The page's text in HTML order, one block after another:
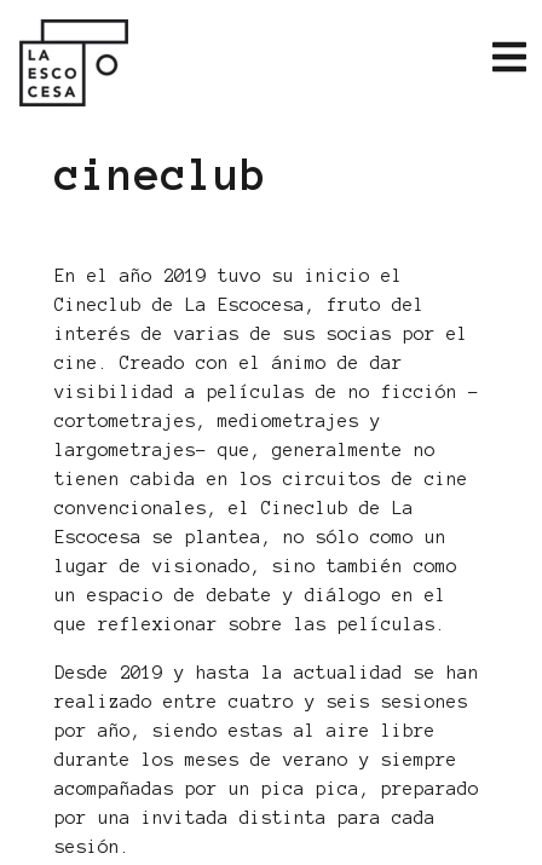
cineclub
En el año 2019 tuvo su inicio el
Cineclub de La Escocesa, fruto del
interés de varias de sus socias por el
cine. Creado con el ánimo de dar
visibilidad a películas de no ficción –
cortometrajes, mediometrajes y
largometrajes– que, generalmente no
tienen cabida en los circuitos de cine
convencionales, el Cineclub de La
Escocesa se plantea, no sólo como un
lugar de visionado, sino también como
un espacio de debate y diálogo en el
que reflexionar sobre las películas.
Desde 2019 y hasta la actualidad se han
realizado entre cuatro y seis sesiones
por año, siendo estas al aire libre
durante los meses de verano y siempre
acompañadas por un pica pica, preparado
por una invitada distinta para cada
sesión.